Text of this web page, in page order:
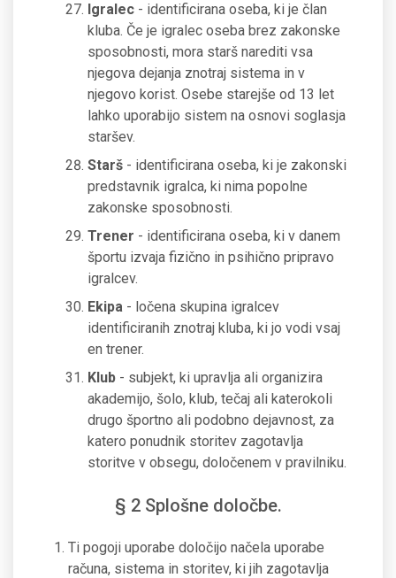
Igralec - identificirana oseba, ki je član
kluba. Če je igralec oseba brez zakonske
sposobnosti, mora starš narediti vsa
njegova dejanja znotraj sistema in v
njegovo korist. Osebe starejše od 13 let
lahko uporabijo sistem na osnovi soglasja
staršev.
Starš - identificirana oseba, ki je zakonski
predstavnik igralca, ki nima popolne
zakonske sposobnosti.
Trener - identificirana oseba, ki v danem
športu izvaja fizično in psihično pripravo
igralcev.
Ekipa - ločena skupina igralcev
identificiranih znotraj kluba, ki jo vodi vsaj
en trener.
Klub - subjekt, ki upravlja ali organizira
akademijo, šolo, klub, tečaj ali katerokoli
drugo športno ali podobno dejavnost, za
katero ponudnik storitev zagotavlja
storitve v obsegu, določenem v pravilniku.
§ 2 Splošne določbe.
Ti pogoji uporabe določijo načela uporabe
računa, sistema in storitev, ki jih zagotavlja